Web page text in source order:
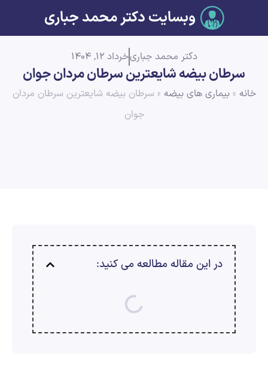
وبسایت دکتر محمد جباری
دکتر محمد جباریخرداد 12, 1404
سرطان بیضه شایعترین سرطان مردان جوان
خانه »بیماری های بیضه » سرطان بیضه شایعترین سرطان مردان
جوان
در این مقاله مطالعه می کنید:
ارسال